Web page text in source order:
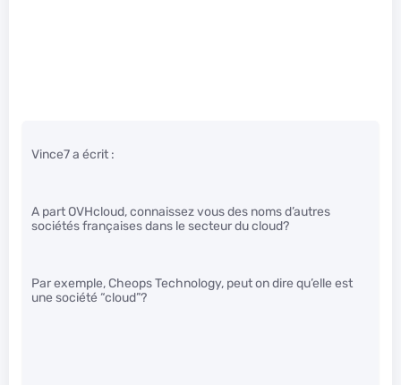
Vince7 a écrit :
A part OVHcloud, connaissez vous des noms d’autres
sociétés françaises dans le secteur du cloud?
Par exemple, Cheops Technology, peut on dire qu’elle est
une société “cloud”?